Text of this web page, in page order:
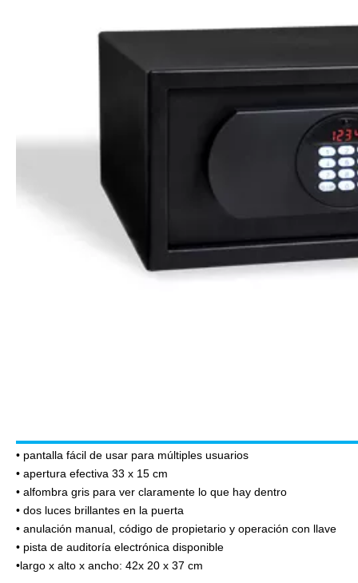
• pantalla fácil de usar para múltiples usuarios
• apertura efectiva 33 x 15 cm
• alfombra gris para ver claramente lo que hay dentro
• dos luces brillantes en la puerta
• anulación manual, código de propietario y operación con llave
• pista de auditoría electrónica disponible
•largo x alto x ancho: 42x 20 x 37 cm